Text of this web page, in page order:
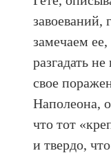
завоеваний,
замечаем
разгадать
свое
Наполеона,
что тот
и твердо,